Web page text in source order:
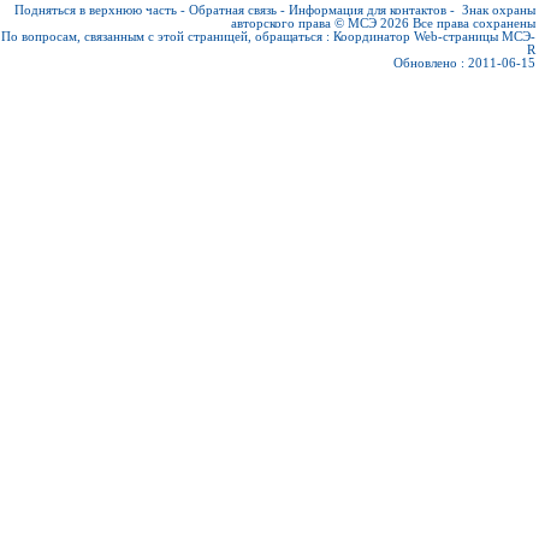
Подняться в верхнюю часть - Обратная связь - Информация для контактов - Знак охраны
авторского права © МСЭ 2026 Все права сохранены
По вопросам, связанным с этой страницей, обращаться : Координатор Web-страницы МСЭ-
R
Обновлено : 2011-06-15